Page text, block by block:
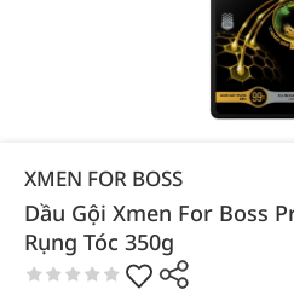
XMEN FOR BOSS
Dầu Gội Xmen For Boss
Rụng Tóc 350g